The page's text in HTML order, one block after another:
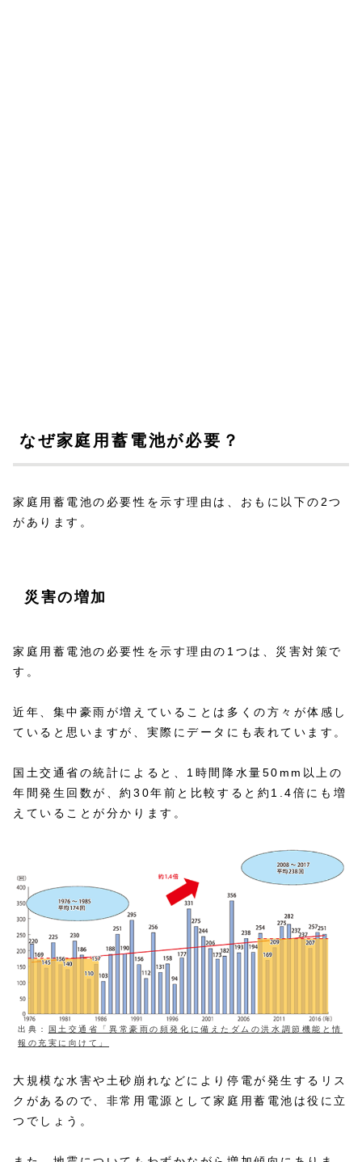
なぜ家庭用蓄電池が必要？
家庭用蓄電池の必要性を示す理由は、おもに以下の2つ
があります。
災害の増加
家庭用蓄電池の必要性を示す理由の1つは、災害対策で
す。
近年、集中豪雨が増えていることは多くの方々が体感し
ていると思いますが、実際にデータにも表れています。
国土交通省の統計によると、1時間降水量50mm以上の
年間発生回数が、約30年前と比較すると約1.4倍にも増
えていることが分かります。
出典：
国土交通省「異常豪雨の頻発化に備えたダムの洪水調節機能と情
報の充実に向けて」
大規模な水害や土砂崩れなどにより停電が発生するリス
クがあるので、非常用電源として家庭用蓄電池は役に立
つでしょう。